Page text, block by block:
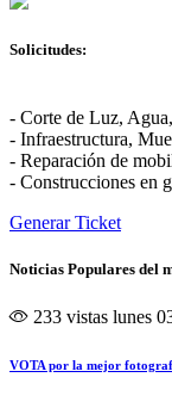
Solicitudes:
- Corte de Luz,
- Infraestructura,
- Reparación de
- Construcciones en
Generar Ticket
Noticias Populares del
233 vistas lunes
VOTA por la mejor